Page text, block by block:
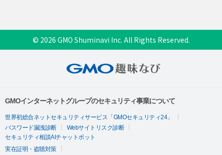
© 2026 GMO Shuminavi Inc. All Rights Reserved.